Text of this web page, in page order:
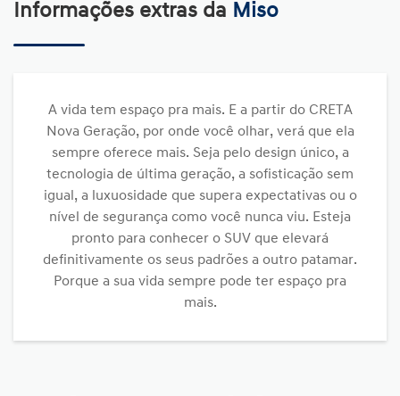
Informações extras da Miso
A vida tem espaço pra mais. E a partir do CRETA
Nova Geração, por onde você olhar, verá que ela
sempre oferece mais. Seja pelo design único, a
tecnologia de última geração, a sofisticação sem
igual, a luxuosidade que supera expectativas ou o
nível de segurança como você nunca viu. Esteja
pronto para conhecer o SUV que elevará
definitivamente os seus padrões a outro patamar.
Porque a sua vida sempre pode ter espaço pra
mais.